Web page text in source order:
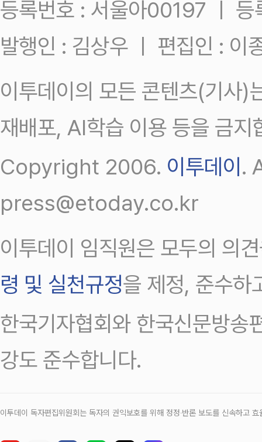
등록번호 : 서울아00197 ㅣ
발행인 : 김상우 ㅣ 편집인 : 이
이투데이의 모든 콘텐츠(기사)
재배포, AI학습 이용 등을 금지
Copyright 2006. 이투데이.
press@etoday.co.kr
이투데이 임직원은 모두의 의
령 및 실천규정을 제정, 준수하
한국기자협회와 한국신문방송
강도 준수합니다.
이투데이 독자편집위원회는 독자의 권익보호를 위해 정정‧반론 보도를 신속하고